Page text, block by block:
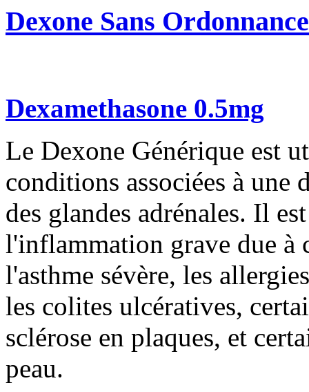
Dexone Sans Ordonnance
Dexamethasone 0.5mg
Le Dexone Générique est
conditions associées à
des glandes adrénales. Il
l'inflammation grave due à
l'asthme sévère, les
les colites ulcératives,
sclérose en plaques, et
peau.